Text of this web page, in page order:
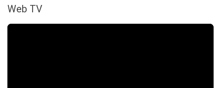
Web TV